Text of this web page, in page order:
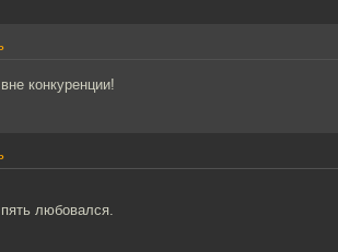
конкуренции!
любовался.